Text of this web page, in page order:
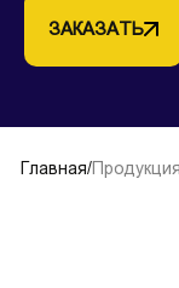
ЗАКАЗАТЬ
Главная/Продукция